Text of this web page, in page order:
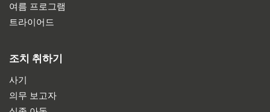
여름 프로그램
트라이어드
조치 취하기
사기
의무 보고자